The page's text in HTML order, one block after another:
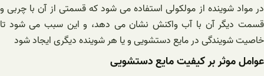
در مواد شوینده از مولکولی استفاده می شود که قسمتی از آن با چربی و
قسمت دیگر آن با آب واکنش نشان می دهد، و این سبب می شود تا
خاصیت شویندگی در مایع دستشویی و یا هر شوینده دیگری ایجاد شود
عوامل موثر بر کیفیت مایع دستشویی